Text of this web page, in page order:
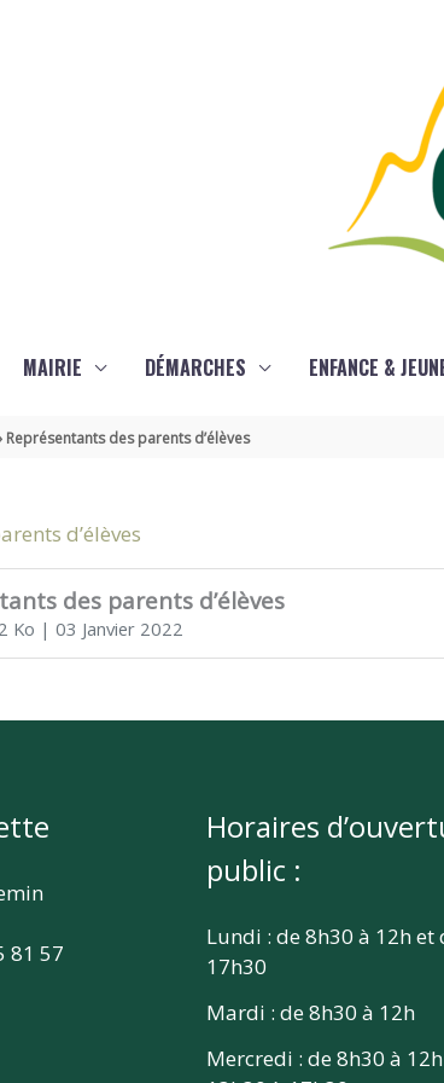
MAIRIE DÉMARCHES ENFANCE &
Représentants des parents d’élèves
d’élèves
des parents d’élèves
Ko | 03 Janvier 2022
81 57
Horaires
public :
Lundi : de 8h30 à 12h et
17h30
Mardi : de 8h30 à 12h
Mercredi : de 8h30 à